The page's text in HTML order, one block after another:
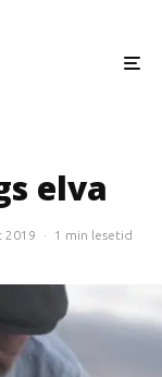
elva
2019 · 1 min lesetid